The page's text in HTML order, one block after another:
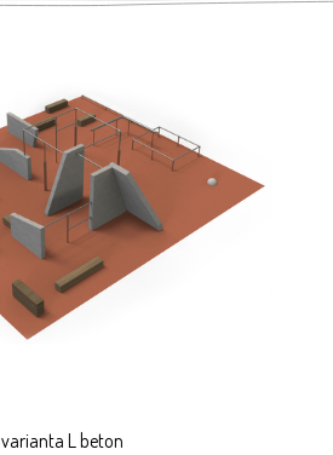
varianta L beton